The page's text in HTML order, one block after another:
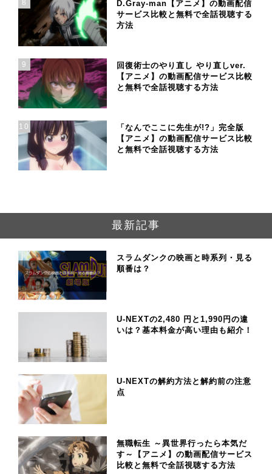
8
D.Gray-man【アニメ】の動画配信
サービス比較と無料で全話視聴する
方法
9
回復術士のやり直し やり直しver.
【アニメ】の動画配信サービス比較
と無料で全話視聴する方法
10
「なんでここに先生が!?」完全版
【アニメ】の動画配信サービス比較
と無料で全話視聴する方法
最新記事
スラムダンクの映画と時系列・見る
順番は？
U-NEXTの2,480 円と1,990円の違
いは？基本料金が高い理由も紹介！
U-NEXTの解約方法と解約前の注意
点
無職転生 ～異世界行ったら本気だ
す～【アニメ】の動画配信サービス
比較と無料で全話視聴する方法